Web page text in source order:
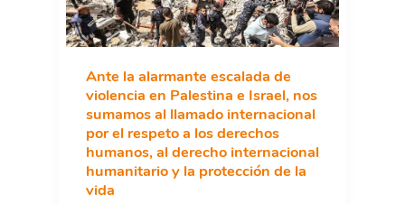
españolas
piden
un
el
fuego
inmediato
Ante la alarmante escalada de
violencia en Palestina e Israel, nos
sumamos al llamado internacional
por el respeto a los derechos
humanos, al derecho internacional
humanitario y la protección de la
vida